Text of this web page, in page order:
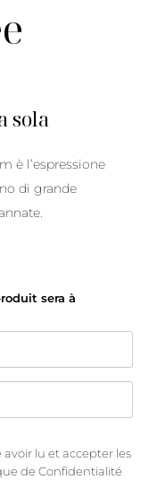
sola
è l’espressione
di grande
sera à
lu et accepter les
de Confidentialité